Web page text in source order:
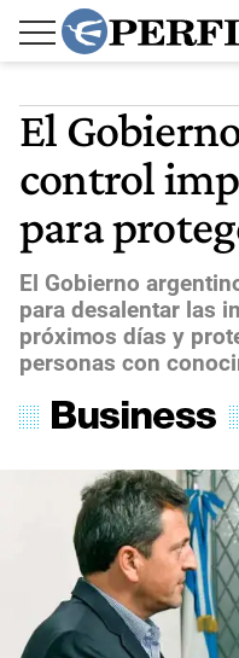
El
control
para
El Gobierno
para desalentar las
próximos días y
personas con